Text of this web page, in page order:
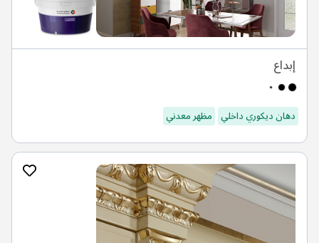
إبداع
دهان ديكوري داخلي مظهر معدني